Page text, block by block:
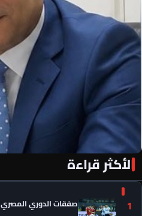
«الأهلي فور يو» لكل أهلاوي في كل مكان
الأكثر قراءة
1 صفقات الدوري المصري 2026-2027.. أحدث تعاقدات الأندية